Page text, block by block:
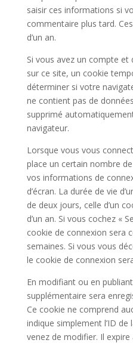
saisir ces informations si
commentaire plus tard.
d’un an.
Si vous avez un compte
sur ce site, un cookie
déterminer si votre
ne contient pas de
supprimé
navigateur.
Lorsque vous vous
place un certain nombre
vos informations de
d’écran. La durée de vie
de deux jours, celle d’un
d’un an. Si vous cochez «
cookie de connexion sera
semaines. Si vous vous
le cookie de connexion
En modifiant ou en
supplémentaire sera
Ce cookie ne comprend
indique simplement l’ID
venez de modifier. Il expire